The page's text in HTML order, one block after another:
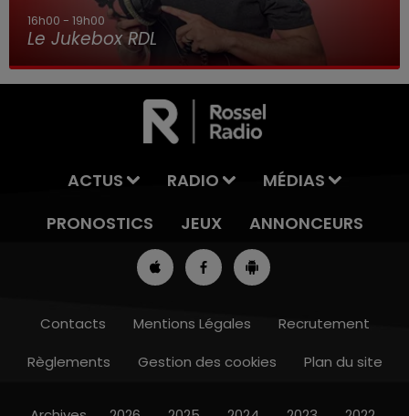
13h00 - 16h00
16h00 - 19h00
Le Jukebox RDL
ACTUS RADIO
MÉDIAS
PRONOSTICS
JEUX ANNONCEURS
Contacts Mentions Légales
Recrutement
Règlements
Gestion des cookies Plan du site